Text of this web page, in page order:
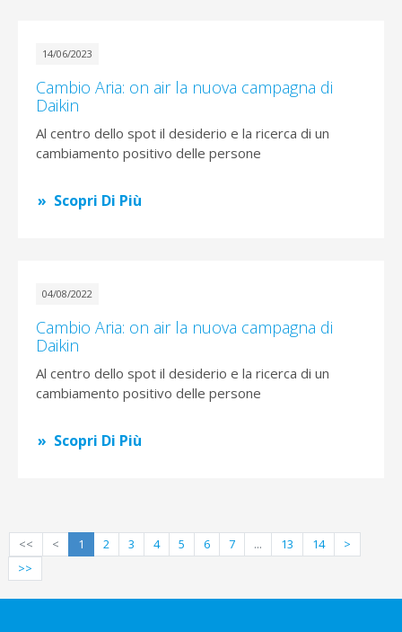
14/06/2023
Cambio Aria: on air la nuova campagna di
Daikin
Al centro dello spot il desiderio e la ricerca di un
cambiamento positivo delle persone
Scopri Di Più
04/08/2022
Cambio Aria: on air la nuova campagna di
Daikin
Al centro dello spot il desiderio e la ricerca di un
cambiamento positivo delle persone
Scopri Di Più
<< < 1 2 3 4 5 6 7 ... 13 14
>
>>